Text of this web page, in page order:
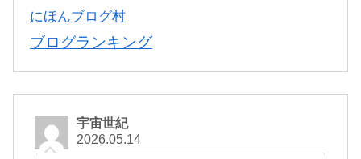
にほんブログ村
ブログランキング
宇宙世紀
2026.05.14